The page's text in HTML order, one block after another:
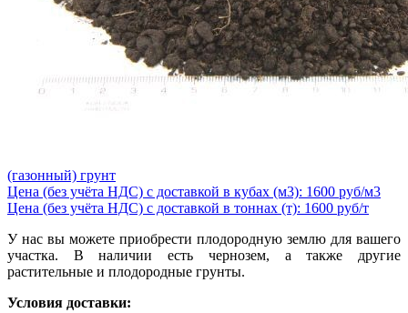
(газонный) грунт
Цена (без учёта НДС) с доставкой в кубах (м3): 1600 руб/м3
Цена (без учёта НДС) с доставкой в тоннах (т): 1600 руб/т
У нас вы можете приобрести плодородную землю для вашего
участка. В наличии есть чернозем, а также другие
растительные и плодородные грунты.
Условия доставки: